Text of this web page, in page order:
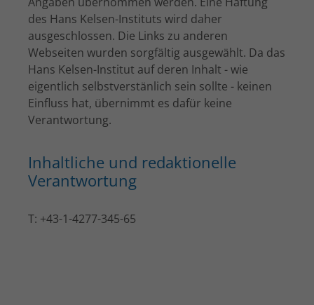
des Hans Kelsen-Instituts wird daher
ausgeschlossen. Die Links zu anderen
Webseiten wurden sorgfältig ausgewählt. Da das
Hans Kelsen-Institut auf deren Inhalt - wie
eigentlich selbstverstänlich sein sollte - keinen
Einfluss hat, übernimmt es dafür keine
Verantwortung.
Inhaltliche und redaktionelle
Verantwortung
T: +43-1-4277-345-65